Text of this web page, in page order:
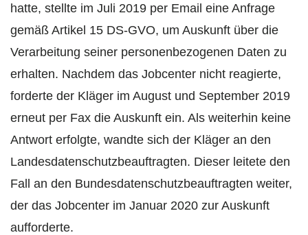
hatte, stellte im Juli 2019 per Email eine Anfrage
gemäß Artikel 15 DS-GVO, um Auskunft über die
Verarbeitung seiner personenbezogenen Daten zu
erhalten. Nachdem das Jobcenter nicht reagierte,
forderte der Kläger im August und September 2019
erneut per Fax die Auskunft ein. Als weiterhin keine
Antwort erfolgte, wandte sich der Kläger an den
Landesdatenschutzbeauftragten. Dieser leitete den
Fall an den Bundesdatenschutzbeauftragten weiter,
der das Jobcenter im Januar 2020 zur Auskunft
aufforderte.